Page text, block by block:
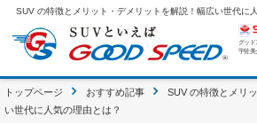
グッド
宇佐美
トップページ おすすめ記事
SUV の特徴とメリ
い世代に人気の理由とは？